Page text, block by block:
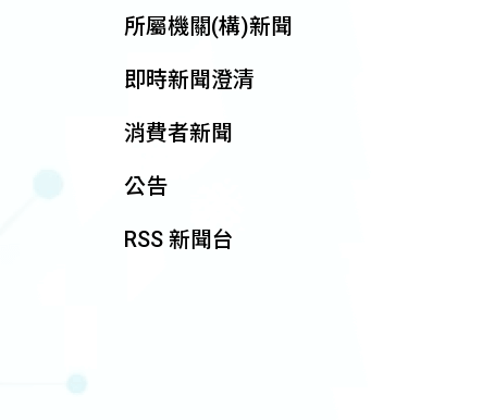
所屬機關(構)新聞
即時新聞澄清
消費者新聞
公告
RSS 新聞台